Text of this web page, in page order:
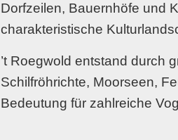
Dorfzeilen, Bauernhöfe und
charakteristische
’t Roegwold entstand durch
Schilfröhrichte, Moorseen,
Bedeutung für zahlreiche